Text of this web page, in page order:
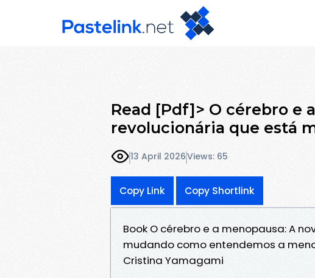
Read [Pdf]> O cérebro e
revolucionária que está
13 April 2026Views: 65
Copy Link Copy Shortlink
Book O cérebro e a menopausa: A
mudando como entendemos a
Cristina Yamagami